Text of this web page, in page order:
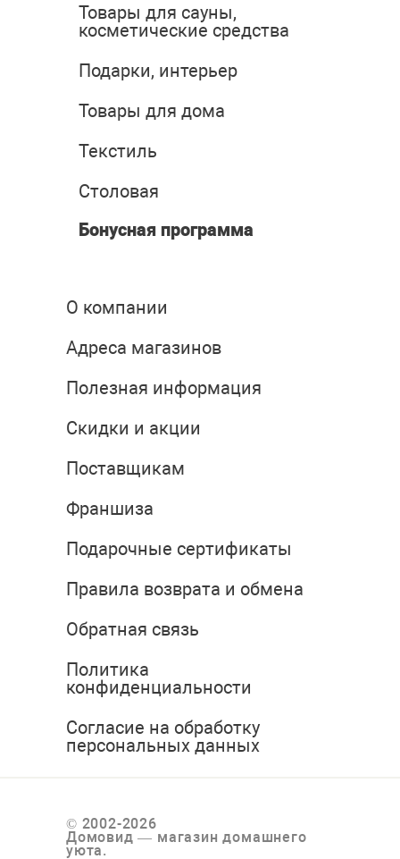
Товары для сауны,
косметические средства
Подарки, интерьер
Товары для дома
Текстиль
Столовая
Бонусная программа
О компании
Адреса магазинов
Полезная информация
Скидки и акции
Поставщикам
Франшиза
Подарочные сертификаты
Правила возврата и обмена
Обратная связь
Политика
конфиденциальности
Согласие на обработку
персональных данных
© 2002-2026
Домовид — магазин домашнего
уюта.